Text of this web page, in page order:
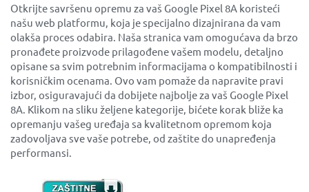
Otkrijte savršenu opremu za vaš Google Pixel 8A koristeći
našu web platformu, koja je specijalno dizajnirana da vam
olakša proces odabira. Naša stranica vam omogućava da brzo
pronađete proizvode prilagođene vašem modelu, detaljno
opisane sa svim potrebnim informacijama o kompatibilnosti i
korisničkim ocenama. Ovo vam pomaže da napravite pravi
izbor, osiguravajući da dobijete najbolje za vaš Google Pixel
8A. Klikom na sliku željene kategorije, bićete korak bliže ka
opremanju vašeg uređaja sa kvalitetnom opremom koja
zadovoljava sve vaše potrebe, od zaštite do unapređenja
performansi.